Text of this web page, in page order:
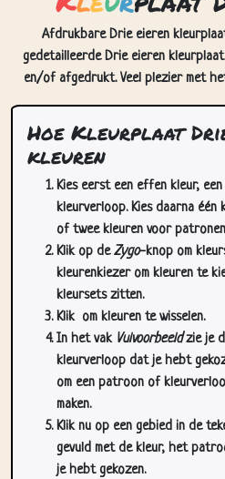
Afdrukbare Drie eieren
gedetailleerde Drie eieren
en/of afgedrukt. Veel plezier met
Hoe Kleurplaat
kleuren
Kies eerst een effen kleur,
kleurverloop. Kies daarna één
of twee kleuren voor
Klik op deZygo-knop om
kleurenkiezer om kleuren te
kleursets zitten.
Klik om kleuren te wisselen.
In het vak Vulvoorbeeldzie je
kleurverloop dat je hebt
om een patroon of
maken.
Klik nu op een gebied in de
gevuld met de kleur, het
je hebt gekozen.